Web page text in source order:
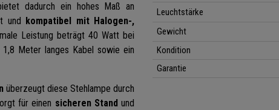
dadurch ein hohes Maß an
und kompatibel mit Halogen-,
Leistung beträgt 40 Watt bei
Meter langes Kabel sowie ein
überzeugt diese Stehlampe durch
für einen sicheren Standund
Leuchtstärke
Gewicht
Kondition
Garantie